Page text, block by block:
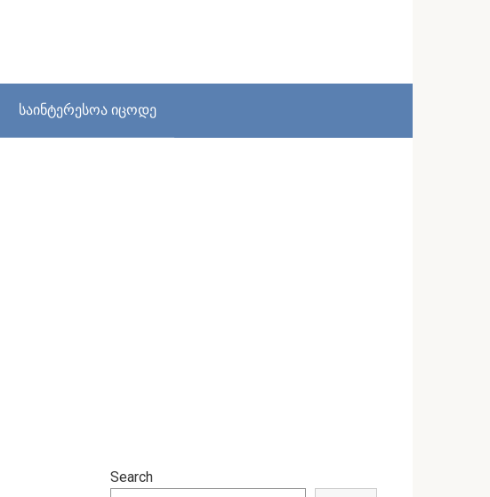
საინტერესოა იცოდე
Search